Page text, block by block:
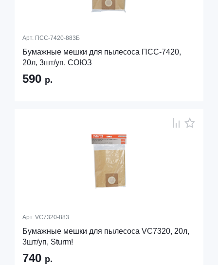
Арт. ПСС-7420-883Б
Бумажные мешки для пылесоса ПСС-7420,
20л, 3шт/уп, СОЮЗ
590 р.
Арт. VC7320-883
Бумажные мешки для пылесоса VC7320, 20л,
3шт/уп, Sturm!
740 р.